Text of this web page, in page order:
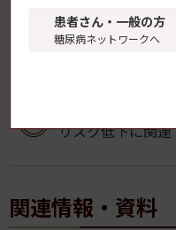
FreeStyleリブレ2
外しが不要に
リスク低下に関連
関連情報・資料
患者さん・一般の方
糖尿病ネットワークへ